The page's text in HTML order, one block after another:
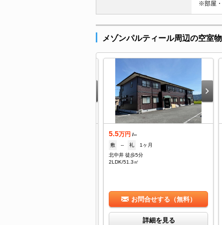
※部屋・
メゾンパルティール周辺の空室
5.5万円 /--
敷
-- 礼
1ヶ月
北中井 徒歩5分
2LDK/51.3㎡
お問合せする（無料）
詳細を見る